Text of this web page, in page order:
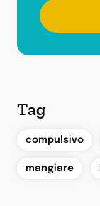
Tag
compulsivo
mangiare